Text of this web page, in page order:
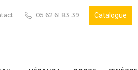
05 62 61 83 39 Catalogue